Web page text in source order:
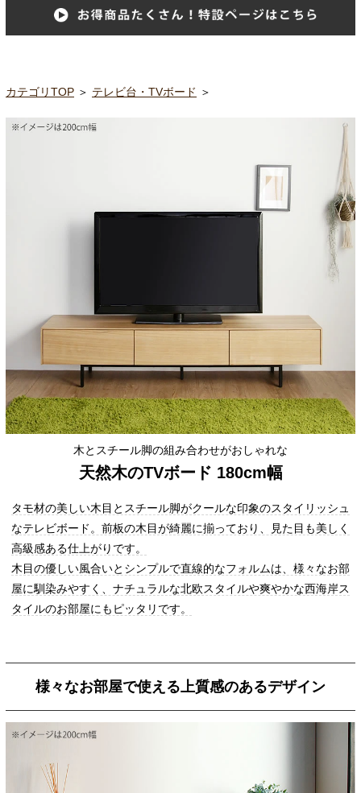
カテゴリTOP ＞ テレビ台・TVボード ＞
木とスチール脚の組み合わせがおしゃれな
天然木のTVボード 180cm幅
タモ材の美しい木目とスチール脚がクールな印象のスタイリッシュ
なテレビボード。前板の木目が綺麗に揃っており、見た目も美しく
高級感ある仕上がりです。
木目の優しい風合いとシンプルで直線的なフォルムは、様々なお部
屋に馴染みやすく、ナチュラルな北欧スタイルや爽やかな西海岸ス
タイルのお部屋にもピッタリです。
様々なお部屋で使える上質感のあるデザイン